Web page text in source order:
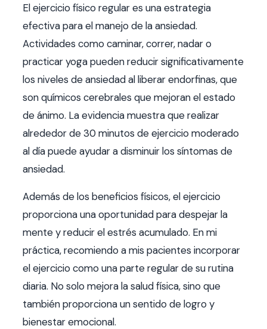
El ejercicio físico regular es una estrategia
efectiva para el manejo de la ansiedad.
Actividades como caminar, correr, nadar o
practicar yoga pueden reducir significativamente
los niveles de ansiedad al liberar endorfinas, que
son químicos cerebrales que mejoran el estado
de ánimo. La evidencia muestra que realizar
alrededor de 30 minutos de ejercicio moderado
al día puede ayudar a disminuir los síntomas de
ansiedad.
Además de los beneficios físicos, el ejercicio
proporciona una oportunidad para despejar la
mente y reducir el estrés acumulado. En mi
práctica, recomiendo a mis pacientes incorporar
el ejercicio como una parte regular de su rutina
diaria. No solo mejora la salud física, sino que
también proporciona un sentido de logro y
bienestar emocional.